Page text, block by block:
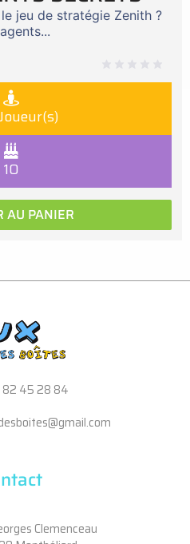
jeu de stratégie Zenith ?
10
AU PANIER
82 45 28 84
Clemenceau